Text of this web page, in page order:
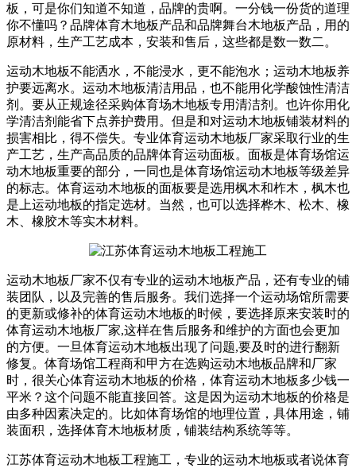
板，可是你们知道不知道，品牌的贵啊。一分钱一份货的道理
你不懂吗？品牌体育木地板产品和品牌舞台木地板产品，用的
原材料，生产工艺成本，安装和售后，这些都是数一数二。
运动木地板不能洒水，不能浸水，更不能泡水；运动木地板养
护要远离水。运动木地板清洁用品，也不能用化学酸蚀性清洁
剂。要从正规途径采购体育场木地板专用清洁剂。也许你用化
学清洁剂能省下点养护费用。但是和对运动木地板铺装材料的
损害相比，得不偿失。专业体育运动木地板厂家采取行业的生
产工艺，生产高品质的品牌体育运动面板。面板是体育场馆运
动木地板重要的部分，一同也是体育场馆运动木地板等级差异
的标志。体育运动木地板的面板要是选用枫木和柞木，枫木也
是上运动地板的指定选材。当然，也可以选择桦木、松木、橡
木、橡胶木等实木材料。
运动木地板厂家不仅有专业的运动木地板产品，还有专业的铺
装团队，以及完善的售后服务。我们选择一个运动场馆所需要
的更新或修补的体育运动木地板的时候，要选择原来安装时的
体育运动木地板厂家,这样在售后服务和维护的方面也会更加
的方便。一旦体育运动木地板出现了问题,要及时的进行翻新
修复。体育场馆工程商和甲方在选购运动木地板品牌和厂家
时，很关心体育运动木地板的价格，体育运动木地板多少钱一
平米？这个问题不能直接回答。这是因为运动木地板的价格是
由多种因素决定的。比如体育场馆的地理位置，具体用途，铺
装面积，选择体育木地板材质，铺装结构系统等等。
江苏体育运动木地板工程施工，专业的运动木地板或者说体育